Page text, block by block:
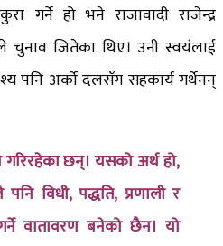
गर्ने हो भने राजावादी राजेन्द्र
जितेका थिए। उनी स्वयंलाई
पनि अर्को दलसँग सहकार्य गर्थेनन्
गरिरहेका छन्। यसको अर्थ हो,
विधी, पद्धति, प्रणाली र
वातावरण बनेको छैन। यो